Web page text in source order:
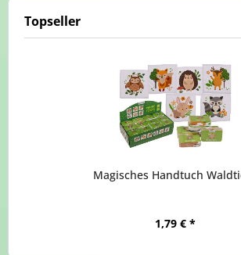
Topseller
Magisches Handtuch
1,79 € *